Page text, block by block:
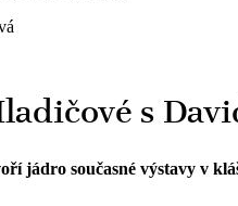
s
jádro současné výstavy v